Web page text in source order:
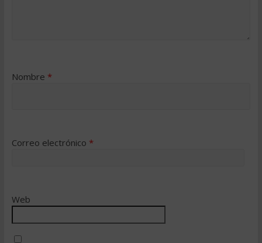
Nombre *
Correo electrónico *
Web